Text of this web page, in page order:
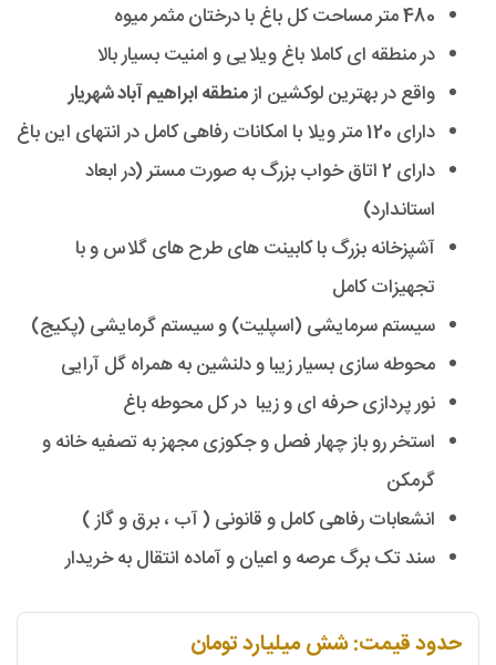
480 متر مساحت کل باغ با درختان مثمر میوه
در منطقه ای کاملا باغ ویلایی و امنیت بسیار بالا
واقع در بهترین لوکشین ازمنطقه ابراهیم آباد شهریار
دارای 120 متر ویلا با امکانات رفاهی کامل در انتهای این باغ
دارای 2 اتاق خواب بزرگ به صورت مستر (در ابعاد
استاندارد)
آشپزخانه بزرگ با کابینت های طرح های گلاس و با
تجهیزات کامل
سیستم سرمایشی (اسپلیت) و سیستم گرمایشی (پکیج)
محوطه سازی بسیار زیبا و دلنشین به همراه گل آرایی
نور پردازی حرفه ای و زیبا در کل محوطه باغ
استخر رو باز چهار فصل و جکوزی مجهز به تصفیه خانه و
گرمکن
انشعابات رفاهی کامل و قانونی ( آب ، برق و گاز )
سند تک برگ عرصه و اعیان و آماده انتقال به خریدار
حدود قیمت: شش میلیارد تومان